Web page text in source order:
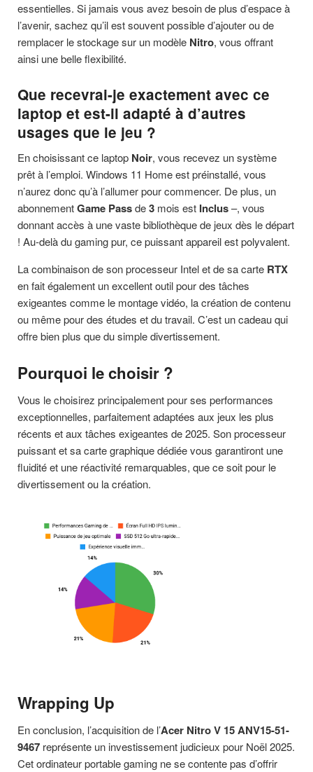
essentielles. Si jamais vous avez besoin de plus d’espace à
l’avenir, sachez qu’il est souvent possible d’ajouter ou de
remplacer le stockage sur un modèle Nitro, vous offrant
ainsi une belle flexibilité.
Que recevrai-je exactement avec ce
laptop et est-il adapté à d’autres
usages que le jeu ?
En choisissant ce laptop Noir, vous recevez un système
prêt à l’emploi. Windows 11 Home est préinstallé, vous
n’aurez donc qu’à l’allumer pour commencer. De plus, un
abonnementGame Passde3 mois est Inclus–, vous
donnant accès à une vaste bibliothèque de jeux dès le départ
! Au-delà du gaming pur, ce puissant appareil est polyvalent.
La combinaison de son processeur Intel et de sa carte RTX
en fait également un excellent outil pour des tâches
exigeantes comme le montage vidéo, la création de contenu
ou même pour des études et du travail. C’est un cadeau qui
offre bien plus que du simple divertissement.
Pourquoi le choisir ?
Vous le choisirez principalement pour ses performances
exceptionnelles, parfaitement adaptées aux jeux les plus
récents et aux tâches exigeantes de 2025. Son processeur
puissant et sa carte graphique dédiée vous garantiront une
fluidité et une réactivité remarquables, que ce soit pour le
divertissement ou la création.
Wrapping Up
En conclusion, l’acquisition de l’Acer Nitro V 15 ANV15-51-
9467 représente un investissement judicieux pour Noël 2025.
Cet ordinateur portable gaming ne se contente pas d’offrir